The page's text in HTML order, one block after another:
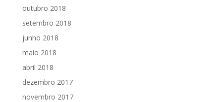
outubro 2018
setembro 2018
junho 2018
maio 2018
abril 2018
dezembro 2017
novembro 2017